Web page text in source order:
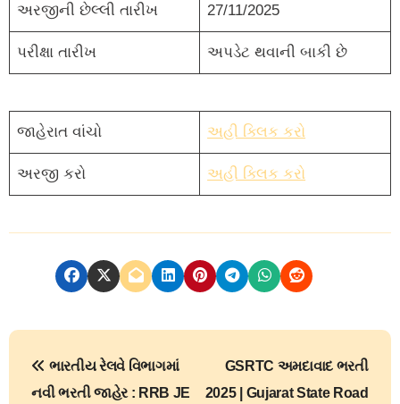
અરજીની છેલ્લી તારીખ 27/11/2025
પરીક્ષા તારીખ અપડેટ થવાની બાકી છે
જાહેરાત વાંચો અહી ક્લિક કરો
અરજી કરો અહી ક્લિક કરો
P
ભારતીય રેલવે વિભાગમાં
નવી ભરતી જાહેર : RRB JE
GSRTC અમદાવાદ ભરતી
2025 | Gujarat State Road